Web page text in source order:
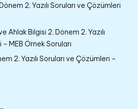
2. Yazılı Soruları ve Çözümleri
Ahlak Bilgisi 2. Dönem 2. Yazılı
MEB Örnek Soruları
2. Yazılı Soruları ve Çözümleri –